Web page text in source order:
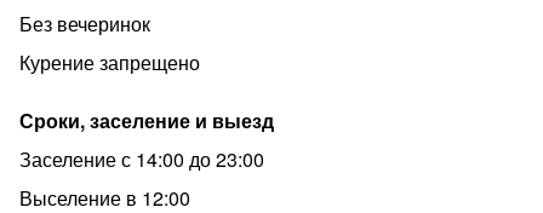
Без вечеринок
Курение запрещено
Сроки, заселение и выезд
Заселение с 14:00 до 23:00
Выселение в 12:00